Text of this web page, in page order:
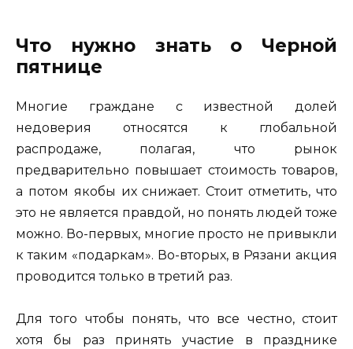
Что нужно знать о Черной
пятнице
Многие граждане с известной долей
недоверия относятся к глобальной
распродаже, полагая, что рынок
предварительно повышает стоимость товаров,
а потом якобы их снижает. Стоит отметить, что
это не является правдой, но понять людей тоже
можно. Во-первых, многие просто не привыкли
к таким «подаркам». Во-вторых, в Рязани акция
проводится только в третий раз.
Для того чтобы понять, что все честно, стоит
хотя бы раз принять участие в празднике